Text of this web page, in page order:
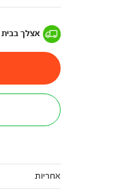
אצלך בבית
אחריות